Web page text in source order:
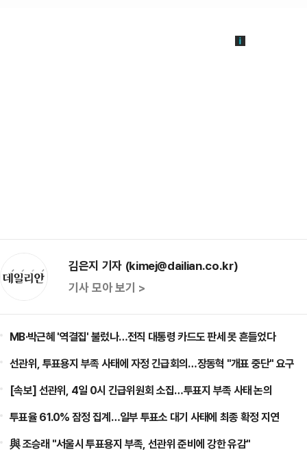
김은지 기자 (kimej@dailian.co.kr)
기사 모아 보기 >
MB·박근혜 '역결집' 불렀나…전직 대통령 카드도 판세 못 흔들었다
선관위, 투표용지 부족 사태에 자정 긴급회의…장동혁 "개표 중단" 요구
[속보] 선관위, 4일 0시 긴급위원회 소집…투표지 부족 사태 논의
투표율 61.0% 잠정 집계…일부 투표소 대기 사태에 최종 확정 지연
與 조승래 "서울시 투표용지 부족, 선관위 준비에 강한 유감"